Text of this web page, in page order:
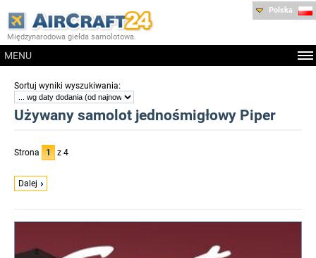
Międzynarodowa giełda samolotowa.
MENU
Polska
Sortuj wyniki wyszukiwania:
Używany samolot jednośmigłowy Piper
Strona 1 z 4
Dalej